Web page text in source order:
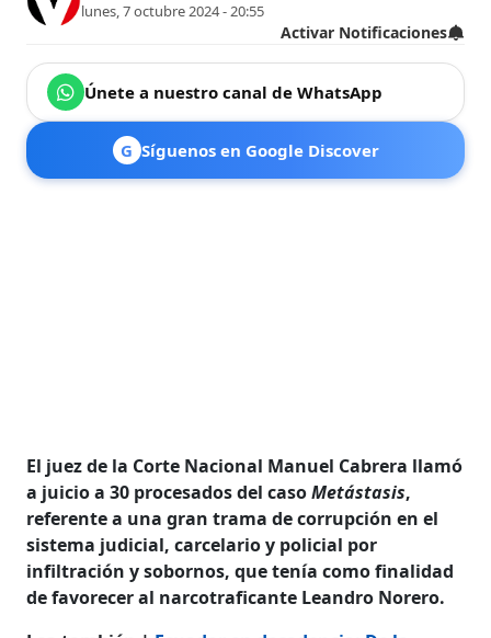
lunes, 7 octubre 2024 - 20:55
Activar Notificaciones
Únete a nuestro canal de WhatsApp
G Síguenos en Google Discover
El juez de la Corte Nacional Manuel Cabrera llamó
a juicio a 30 procesados del casoMetástasis,
referente a una gran trama de corrupción en el
sistema judicial, carcelario y policial por
infiltración y sobornos, que tenía como finalidad
de favorecer al narcotraficante Leandro Norero.